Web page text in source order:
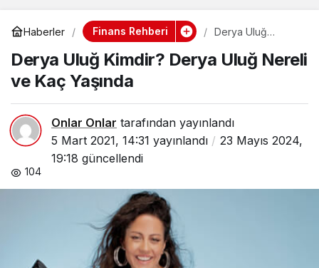
Haberler Finans Rehberi
Derya Uluğ
Uluğ Nereli ve
Kaç Yaşında
Derya Uluğ Kimdir? Derya Uluğ Nereli
ve Kaç Yaşında
Onlar Onlar tarafından yayınlandı
5 Mart 2021, 14:31 yayınlandı
23 Mayıs 2024,
19:18 güncellendi
104